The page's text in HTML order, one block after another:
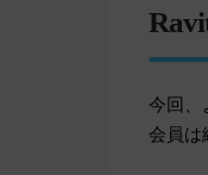
今回、
会員は